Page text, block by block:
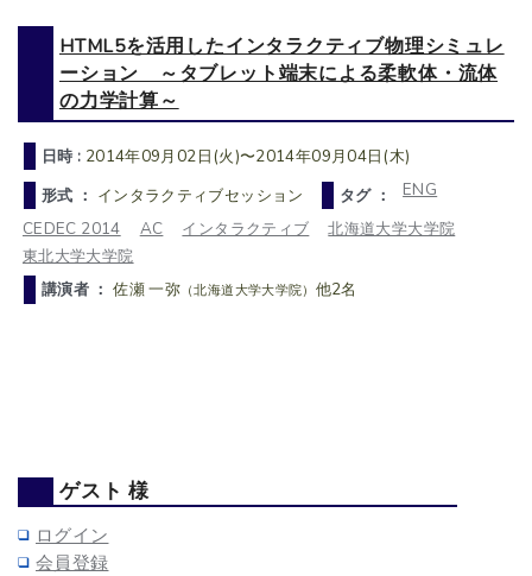
HTML5を活用したインタラクティブ物理シミュレ
ーション ～タブレット端末による柔軟体・流体
の力学計算～
日時 : 2014年09月02日(火)〜2014年09月04日(木)
形式 ： インタラクティブセッション タグ ：
ENG
CEDEC 2014
AC インタラクティブ
北海道大学大学院
東北大学大学院
講演者 ：佐瀬 一弥 （北海道大学大学院） 他2名
ゲスト 様
ログイン
会員登録